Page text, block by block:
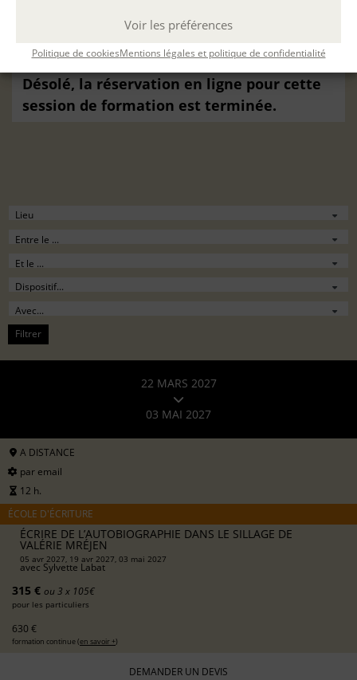
Voir les préférences
Politique de cookiesMentions légales et politique de confidentialité
par email
Désolé, la réservation en ligne pour cette
session de formation est terminée.
Filtrer
22 MARS 2027
03 MAI 2027
A DISTANCE
par email
12 h.
ÉCOLE D'ÉCRITURE
ÉCRIRE DE L’AUTOBIOGRAPHIE DANS LE SILLAGE DE
VALÉRIE MRÉJEN
05 avr 2027, 19 avr 2027, 03 mai 2027
avec Sylvette Labat
315 € ou 3 x 105€
pour les particuliers
630 €
formation continue (en savoir +)
DEMANDER UN DEVIS